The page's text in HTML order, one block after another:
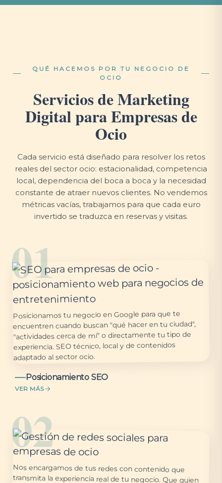
QUÉ HACEMOS POR TU NEGOCIO DE
OCIO
Servicios de Marketing
Digital para Empresas de
Ocio
Cada servicio está diseñado para resolver los retos
reales del sector ocio: estacionalidad, competencia
local, dependencia del boca a boca y la necesidad
constante de atraer nuevos clientes. No vendemos
métricas vacías, trabajamos para que cada euro
invertido se traduzca en reservas y visitas.
01
Posicionamos tu negocio en Google para que te
encuentren cuando buscan "qué hacer en tu ciudad",
"actividades cerca de mí" o directamente tu tipo de
experiencia. SEO técnico, local y de contenidos
adaptado al sector ocio.
Posicionamiento SEO
VER MÁS
02
Nos encargamos de tus redes con contenido que
transmita la experiencia real de tu negocio. Que quien
vea tu perfil quiera reservar, no solo seguirte. Estrategia,